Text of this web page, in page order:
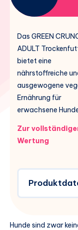
Das GREEN
ADULT
bietet eine
nährstoffreiche
ausgewogene
Ernährung für
erwachsene
Zur
Wertung
Hunde sind zwar